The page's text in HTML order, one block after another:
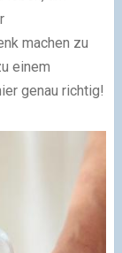
machen zu
einem
genau richtig!